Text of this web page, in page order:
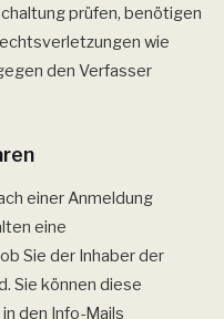
prüfen, benötigen
wie
den Verfasser
einer Anmeldung
eine
Sie der Inhaber der
Sie können diese
den Info-Mails